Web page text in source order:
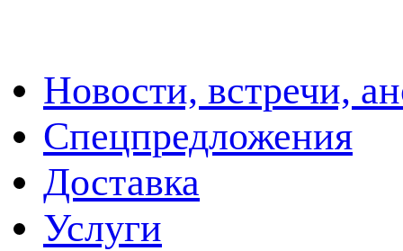
Новости, встречи,
Спецпредложения
Доставка
Услуги